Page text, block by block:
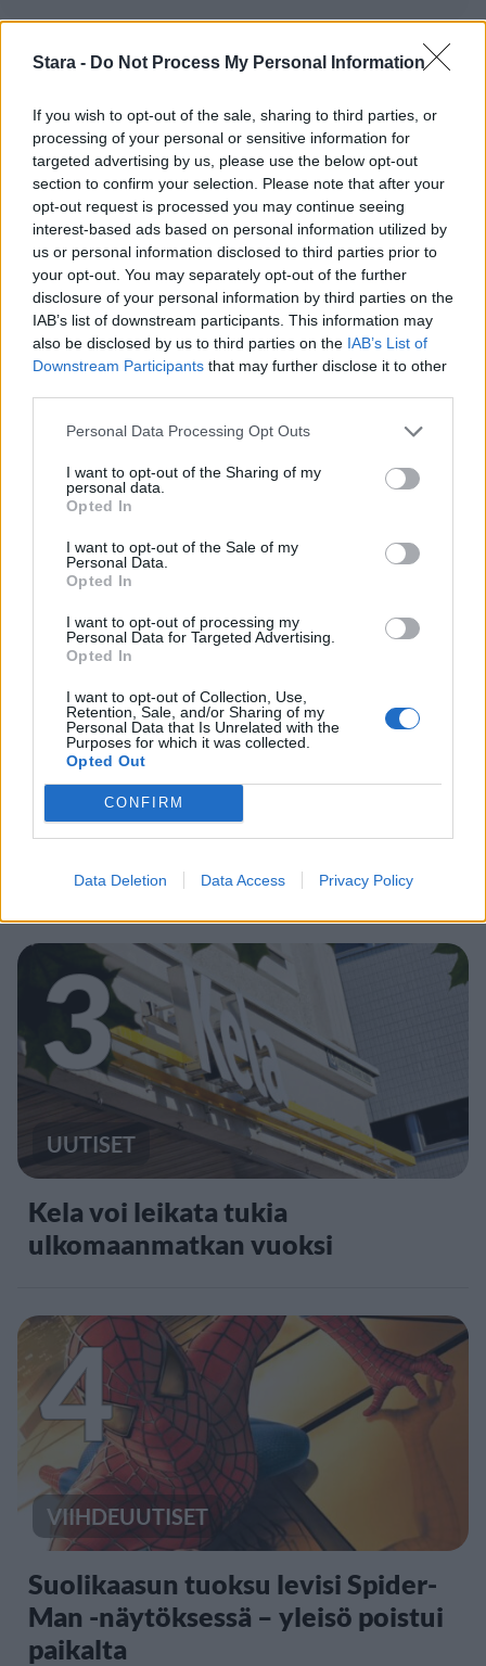
Stara - Do Not Process My Personal Information
If you wish to opt-out of the sale, sharing to third parties, or
processing of your personal or sensitive information for
targeted advertising by us, please use the below opt-out
section to confirm your selection. Please note that after your
opt-out request is processed you may continue seeing
interest-based ads based on personal information utilized by
us or personal information disclosed to third parties prior to
your opt-out. You may separately opt-out of the further
disclosure of your personal information by third parties on the
IAB’s list of downstream participants. This information may
also be disclosed by us to third parties on the IAB’s List of
Downstream Participants that may further disclose it to other
Personal Data Processing Opt Outs
I want to opt-out of the Sharing of my
personal data.
Opted In
I want to opt-out of the Sale of my
Personal Data.
Opted In
I want to opt-out of processing my
Personal Data for Targeted Advertising.
Opted In
I want to opt-out of Collection, Use,
Retention, Sale, and/or Sharing of my
Personal Data that Is Unrelated with the
Purposes for which it was collected.
Opted Out
CONFIRM
Data Deletion Data Access Privacy Policy
1
UUTISET
Leskeneläke ei kuulu kaikille –
Kela muistuttaa tärkeästä
ikärajasta
2
MATKAILU
Finnairin lennoista osan lentää
jatkossa toinen lentoyhtiö –
matkustajille tärkeä rajoitus
3
UUTISET
Kela voi leikata tukia
ulkomaanmatkan vuoksi
4
VIIHDEUUTISET
Suolikaasun tuoksu levisi Spider-
Man -näytöksessä – yleisö poistui
paikalta